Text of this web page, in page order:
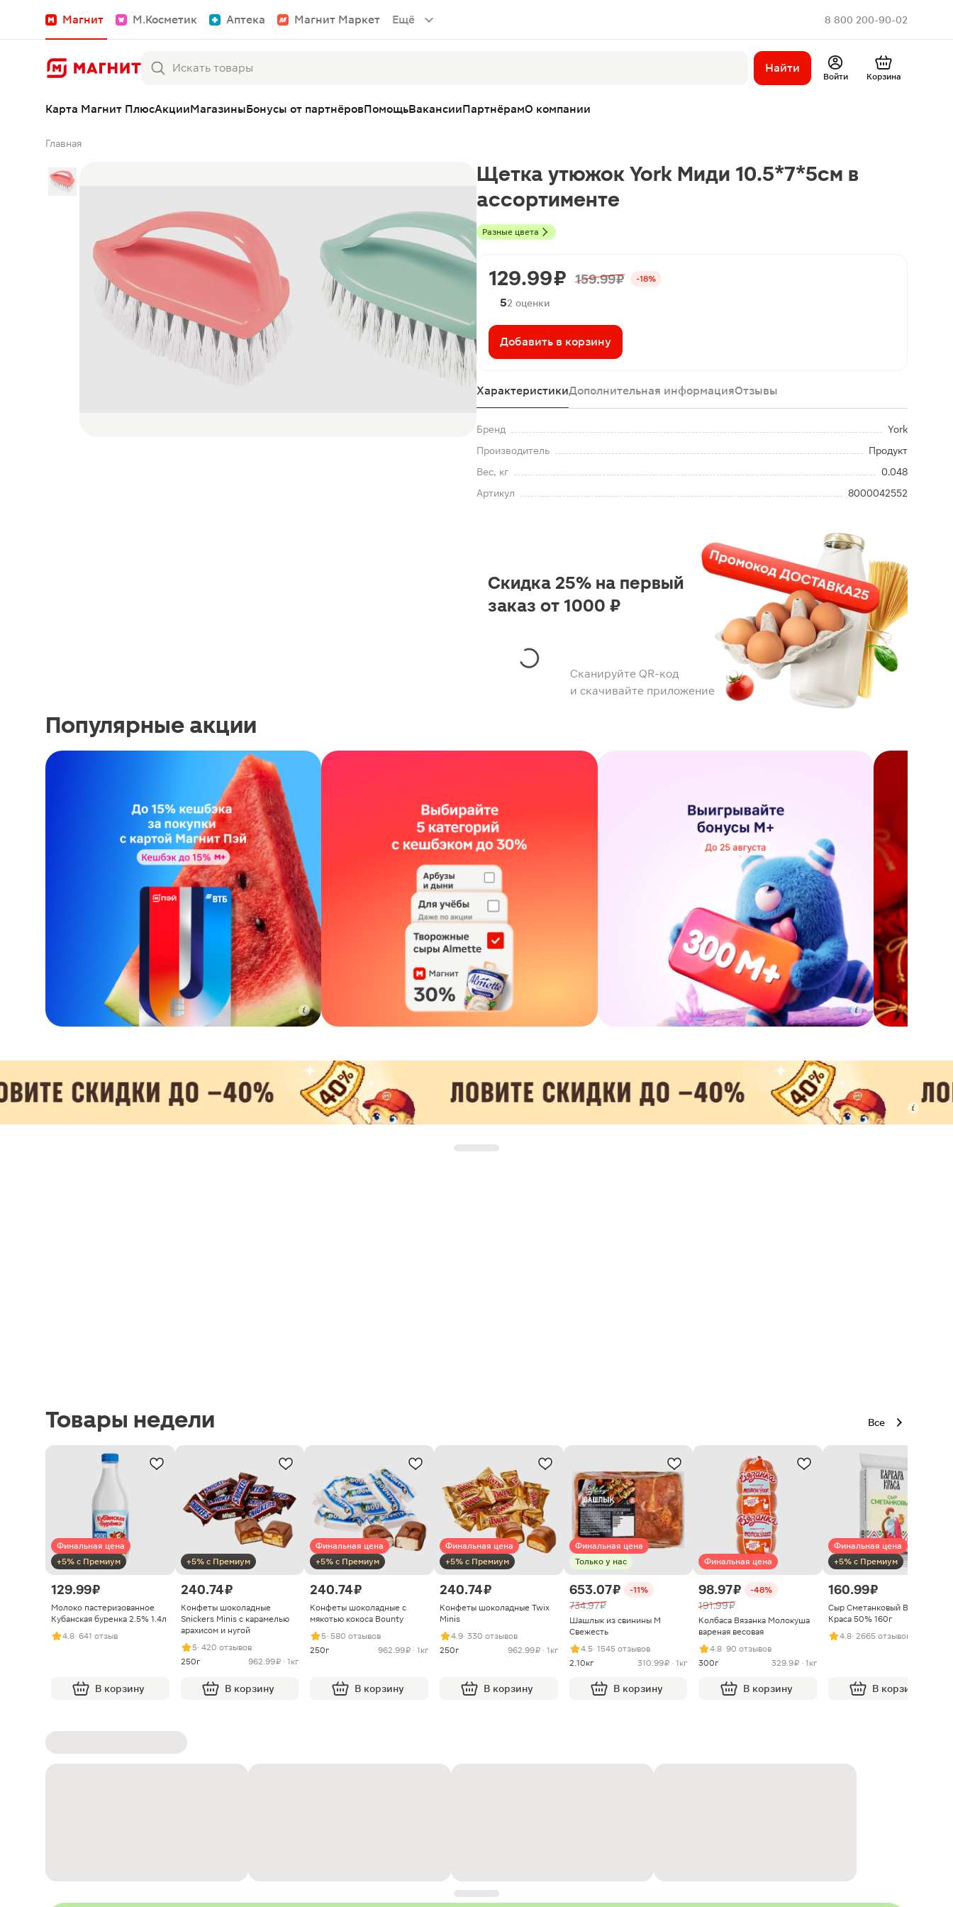
Магнит М.Косметик Аптека Магнит Маркет Ещё 8 800 200-90-02
Найти
Войти Корзина
Карта Магнит ПлюсАкцииМагазиныБонусы от партнёровПомощьВакансииПартнёрамО компании
Главная
Разные цвета
Щетка утюжок York Миди 10.5*7*5см в
ассортименте
129.99 ₽ 159.99 ₽ -18%
52 оценки
Добавить в корзину
ХарактеристикиДополнительная информацияОтзывы
Бренд
York
Производитель
Продукт
Вес, кг
0.048
Артикул
8000042552
Сканируйте QR-код
и скачивайте приложение
Скидка 25% на первый
заказ от 1000 ₽
Популярные акции
Товары недели Все
Финальная цена
+5% с Премиум
129.99 ₽
Молоко пастеризованное
Кубанская буренка 2.5% 1.4л
4.8· 641 отзыв
В корзину
+5% с Премиум
240.74 ₽
Конфеты шоколадные
Snickers Minis с карамелью
арахисом и нугой
5· 420 отзывов
250г
962.99 ₽ · 1кг
В корзину
Финальная цена
+5% с Премиум
240.74 ₽
Конфеты шоколадные с
мякотью кокоса Bounty
5· 580 отзывов
250г
962.99 ₽ · 1кг
В корзину
Финальная цена
+5% с Премиум
240.74 ₽
Конфеты шоколадные Twix
Minis
4.9· 330 отзывов
250г
962.99 ₽ · 1кг
В корзину
Финальная цена
Только у нас
653.07 ₽ -11%
734.97 ₽
Шашлык из свинины М
Свежесть
4.5· 1545 отзывов
2.10кг
310.99 ₽ · 1кг
В корзину
Финальная цена
98.97 ₽ -48%
191.99 ₽
Колбаса Вязанка Молокуша
вареная весовая
4.8· 90 отзывов
300г
329.9 ₽ · 1кг
В корзину
Финальная цена
+5% с Премиум
160.99 ₽
Сыр Сметанковый Варвара
Краса 50% 160г
4.8· 2665 отзывов
В корзину